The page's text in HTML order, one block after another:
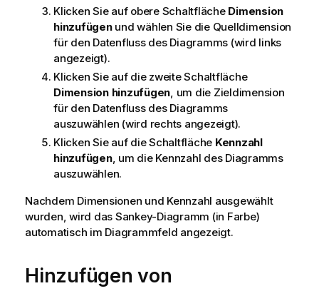
Klicken Sie auf obere Schaltfläche Dimension
hinzufügenund wählen Sie die Quelldimension
für den Datenfluss des Diagramms (wird links
angezeigt).
Klicken Sie auf die zweite Schaltfläche
Dimension hinzufügen , um die Zieldimension
für den Datenfluss des Diagramms
auszuwählen (wird rechts angezeigt).
Klicken Sie auf die Schaltfläche Kennzahl
hinzufügen, um die Kennzahl des Diagramms
auszuwählen.
Nachdem Dimensionen und Kennzahl ausgewählt
wurden, wird das Sankey-Diagramm (in Farbe)
automatisch im Diagrammfeld angezeigt.
Hinzufügen von